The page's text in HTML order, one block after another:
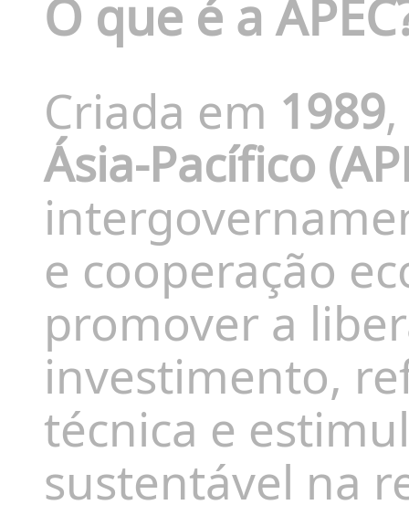
Criada em 1989
Ásia-Pacífico
e cooperação
promover a
investimento,
técnica e
sustentável na